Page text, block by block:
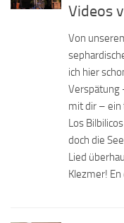
Videos
Von
ich hier
Verspätung
mit dir – ein
Los
doch die
Lied
Klezmer! En